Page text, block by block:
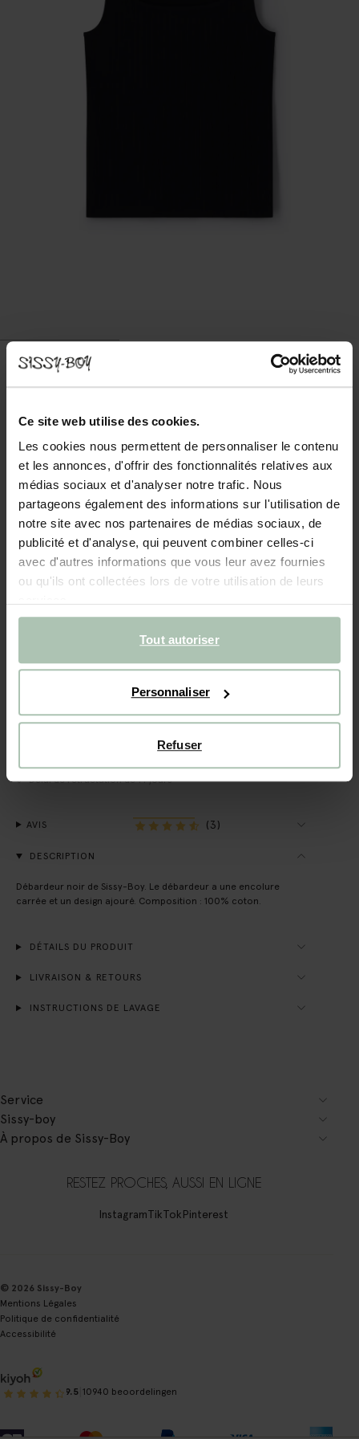
Ce site web utilise des cookies.
Les cookies nous permettent de personnaliser le contenu
et les annonces, d'offrir des fonctionnalités relatives aux
médias sociaux et d'analyser notre trafic. Nous
partageons également des informations sur l'utilisation de
notre site avec nos partenaires de médias sociaux, de
publicité et d'analyse, qui peuvent combiner celles-ci
avec d'autres informations que vous leur avez fournies
ou qu'ils ont collectées lors de votre utilisation de leurs
Tout autoriser
Personnaliser
Refuser
Débardeur ajouré - noir
39.9923.99
AJOUTER AU PANIER
Délai de rétractation de 14 jours
AVIS (3)
DESCRIPTION
Débardeur noir de Sissy-Boy. Le débardeur a une encolure
carrée et un design ajouré. Composition : 100% coton.
DÉTAILS DU PRODUIT
LIVRAISON & RETOURS
INSTRUCTIONS DE LAVAGE
Service
Sissy-boy
À propos de Sissy-Boy
RESTEZ PROCHES, AUSSI EN LIGNE
InstagramTikTokPinterest
© 2026 Sissy-Boy
Mentions Légales
Politique de confidentialité
Accessibilité
9.5 10940 beoordelingen